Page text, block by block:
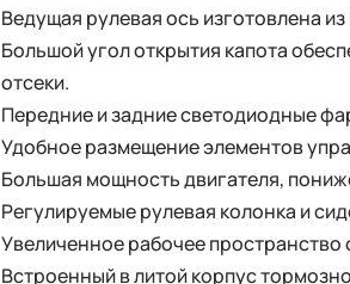
Ведущая рулевая ось изготовлена
Большой угол открытия капота
отсеки.
Передние и задние светодиодные
Удобное размещение элементов
Большая мощность двигателя,
Регулируемые рулевая колонка и
Увеличенное рабочее
Встроенный в литой корпус